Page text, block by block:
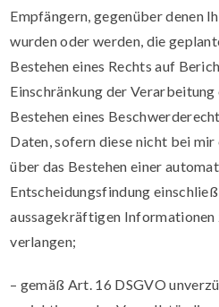
Empfängern, gegenüber denen
wurden oder werden, die
Bestehen eines Rechts auf
Einschränkung der
Bestehen eines
Daten, sofern diese nicht bei
über das Bestehen einer
Entscheidungsfindung
aussagekräftigen Informationen
verlangen;
– gemäß Art. 16 DSGVO